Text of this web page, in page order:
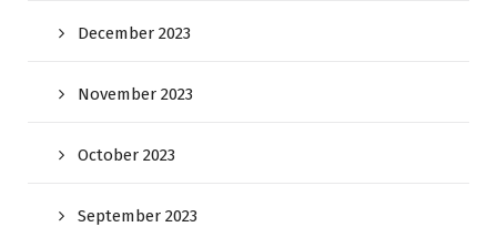
December 2023
November 2023
October 2023
September 2023